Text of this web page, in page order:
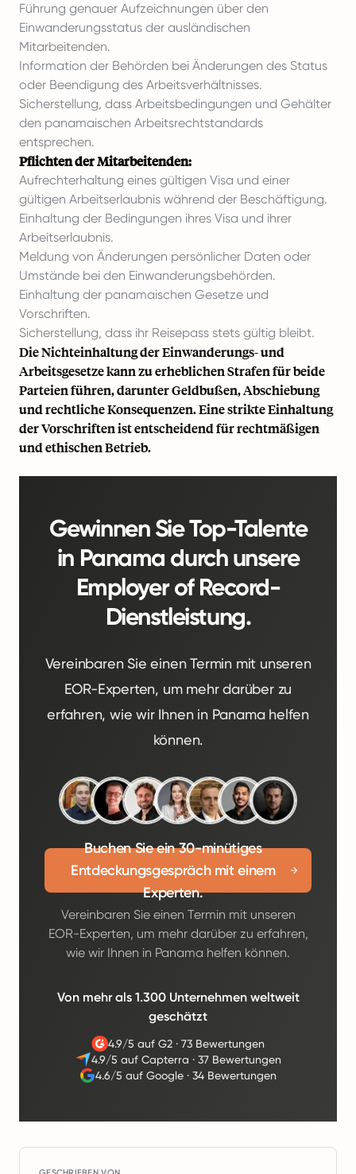
Führung genauer Aufzeichnungen über den
Einwanderungsstatus der ausländischen
Mitarbeitenden.
Information der Behörden bei Änderungen des Status
oder Beendigung des Arbeitsverhältnisses.
Sicherstellung, dass Arbeitsbedingungen und Gehälter
den panamaischen Arbeitsrechtstandards
entsprechen.
Pflichten der Mitarbeitenden:
Aufrechterhaltung eines gültigen Visa und einer
gültigen Arbeitserlaubnis während der Beschäftigung.
Einhaltung der Bedingungen ihres Visa und ihrer
Arbeitserlaubnis.
Meldung von Änderungen persönlicher Daten oder
Umstände bei den Einwanderungsbehörden.
Einhaltung der panamaischen Gesetze und
Vorschriften.
Sicherstellung, dass ihr Reisepass stets gültig bleibt.
Die Nichteinhaltung der Einwanderungs- und
Arbeitsgesetze kann zu erheblichen Strafen für beide
Parteien führen, darunter Geldbußen, Abschiebung
und rechtliche Konsequenzen. Eine strikte Einhaltung
der Vorschriften ist entscheidend für rechtmäßigen
und ethischen Betrieb.
Gewinnen Sie Top-Talente
in Panama durch unsere
Employer of Record-
Dienstleistung.
Vereinbaren Sie einen Termin mit unseren
EOR-Experten, um mehr darüber zu
erfahren, wie wir Ihnen in Panama helfen
können.
Buchen Sie ein 30-minütiges
Entdeckungsgespräch mit einem
Experten.
Vereinbaren Sie einen Termin mit unseren
EOR-Experten, um mehr darüber zu erfahren,
wie wir Ihnen in Panama helfen können.
Von mehr als 1.300 Unternehmen weltweit
geschätzt
4.9/5 auf G2· 73 Bewertungen
4.9/5 auf Capterra · 37 Bewertungen
4.6/5 auf Google ·34 Bewertungen